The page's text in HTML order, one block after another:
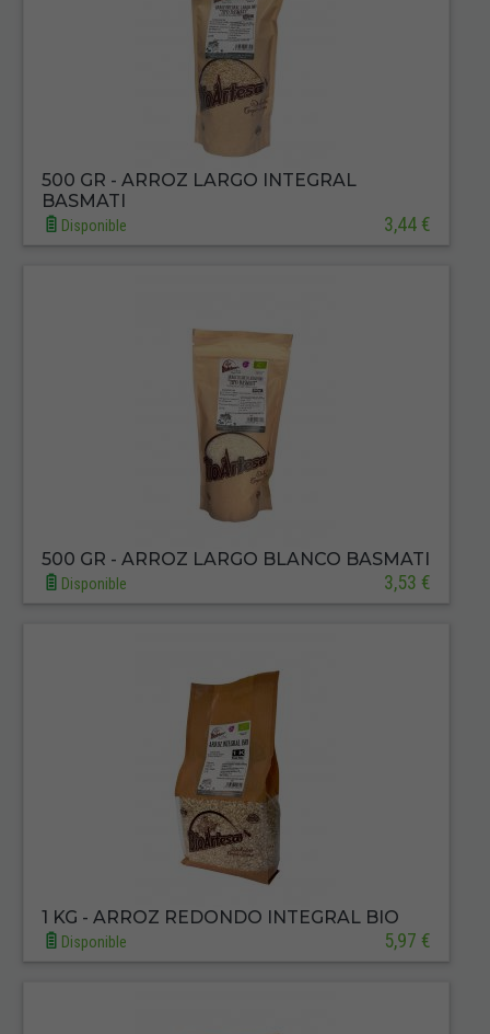
500 GR - ARROZ LARGO INTEGRAL
BASMATI
Disponible 3,44 €
500 GR - ARROZ LARGO BLANCO BASMATI
Disponible 3,53 €
1 KG - ARROZ REDONDO INTEGRAL BIO
Disponible 5,97 €